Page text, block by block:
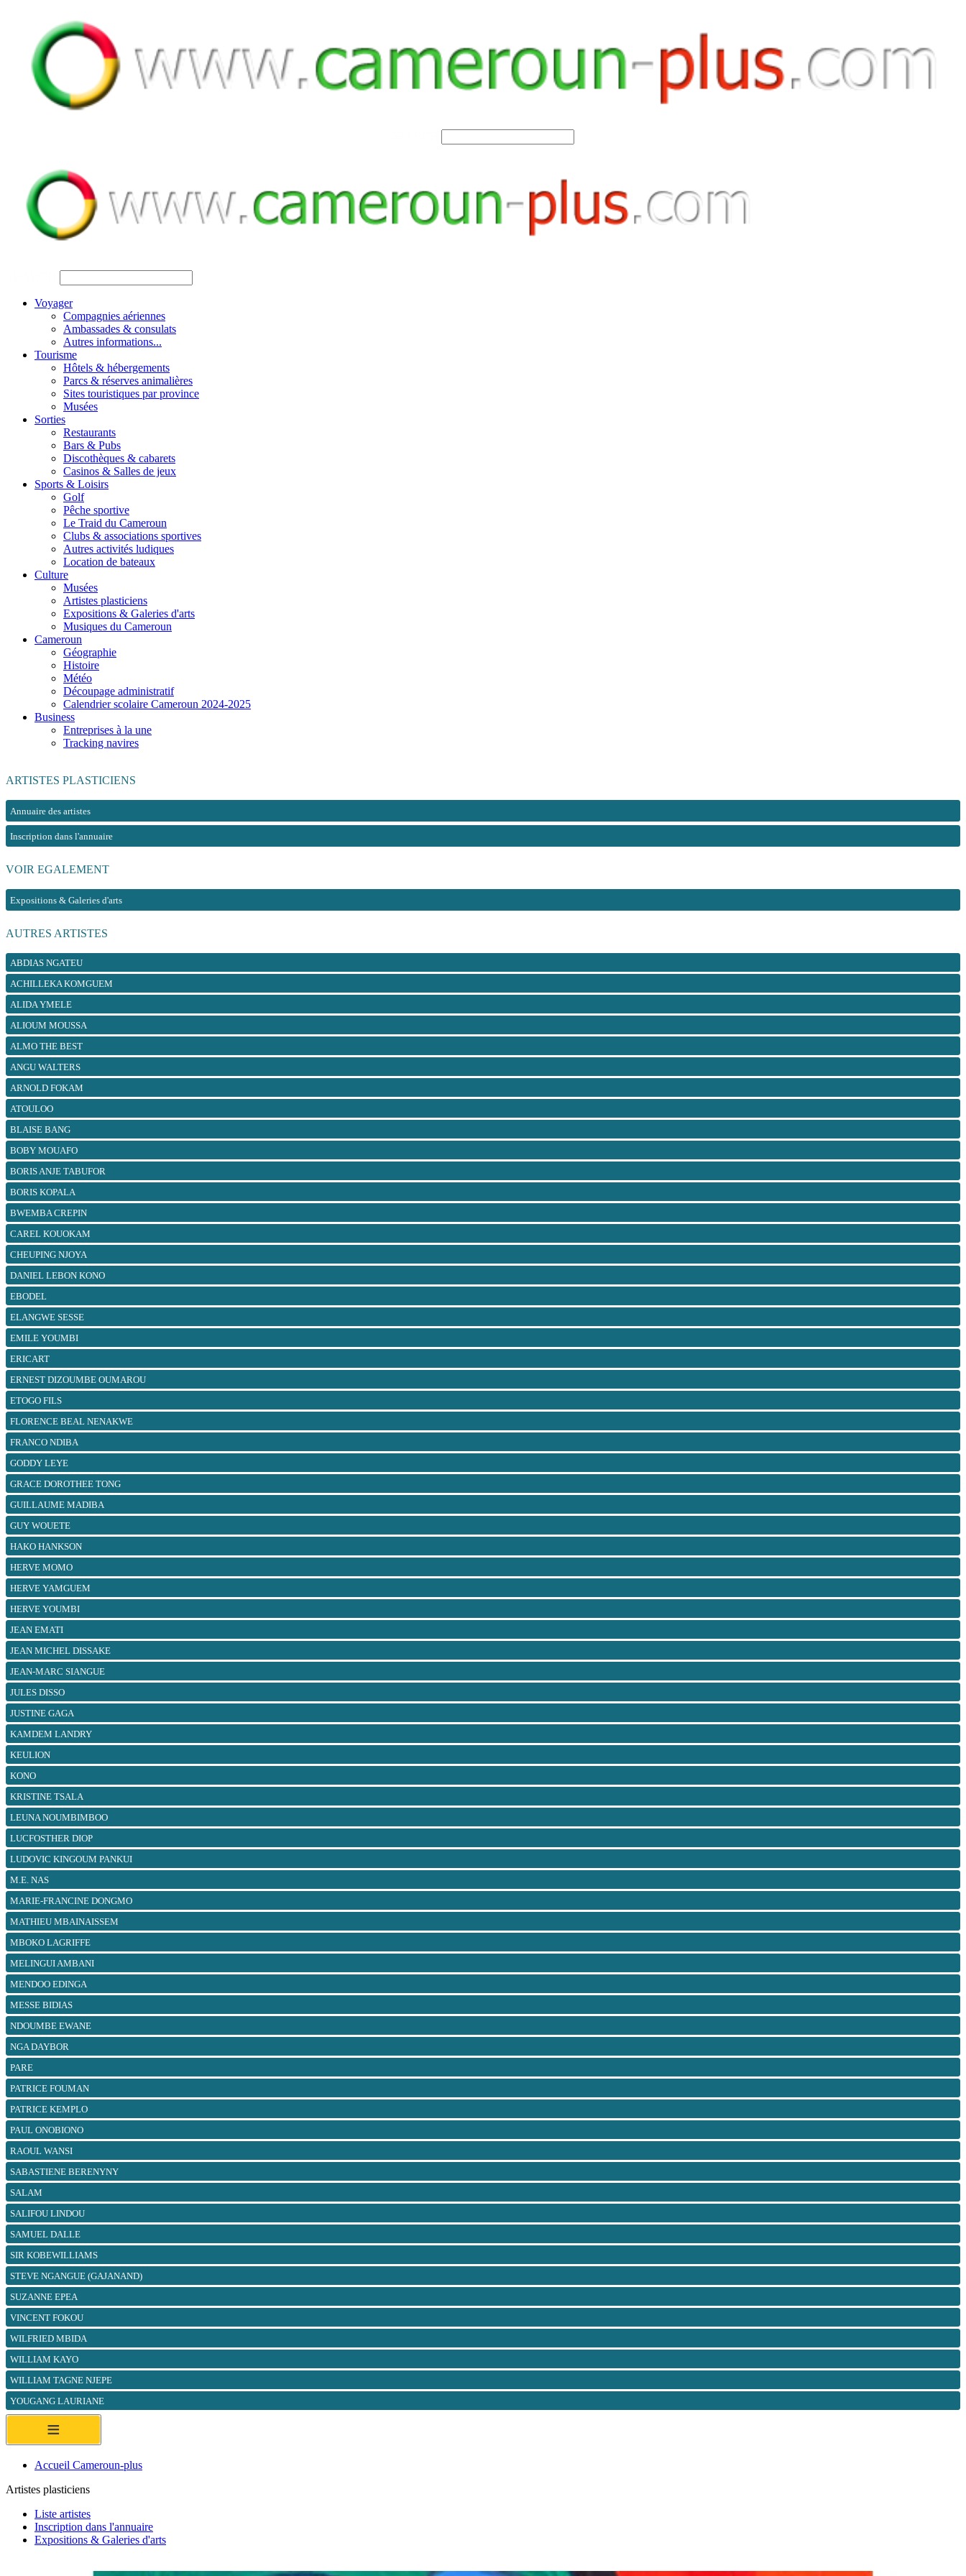
Voyager
Compagnies aériennes
Ambassades & consulats
Autres informations...
Tourisme
Hôtels & hébergements
Parcs & réserves animalières
Sites touristiques par province
Musées
Sorties
Restaurants
Bars & Pubs
Discothèques & cabarets
Casinos & Salles de jeux
Sports & Loisirs
Golf
Pêche sportive
Le Traid du Cameroun
Clubs & associations sportives
Autres activités ludiques
Location de bateaux
Culture
Musées
Artistes plasticiens
Expositions & Galeries d'arts
Musiques du Cameroun
Cameroun
Géographie
Histoire
Météo
Découpage administratif
Calendrier scolaire Cameroun 2024-2025
Business
Entreprises à la une
Tracking navires
ARTISTES PLASTICIENS
Annuaire des artistes
Inscription dans l'annuaire
VOIR EGALEMENT
Expositions & Galeries d'arts
AUTRES ARTISTES
ABDIAS NGATEU
ACHILLEKA KOMGUEM
ALIDA YMELE
ALIOUM MOUSSA
ALMO THE BEST
ANGU WALTERS
ARNOLD FOKAM
ATOULOO
BLAISE BANG
BOBY MOUAFO
BORIS ANJE TABUFOR
BORIS KOPALA
BWEMBA CREPIN
CAREL KOUOKAM
CHEUPING NJOYA
DANIEL LEBON KONO
EBODEL
ELANGWE SESSE
EMILE YOUMBI
ERICART
ERNEST DIZOUMBE OUMAROU
ETOGO FILS
FLORENCE BEAL NENAKWE
FRANCO NDIBA
GODDY LEYE
GRACE DOROTHEE TONG
GUILLAUME MADIBA
GUY WOUETE
HAKO HANKSON
HERVE MOMO
HERVE YAMGUEM
HERVE YOUMBI
JEAN EMATI
JEAN MICHEL DISSAKE
JEAN-MARC SIANGUE
JULES DISSO
JUSTINE GAGA
KAMDEM LANDRY
KEULION
KONO
KRISTINE TSALA
LEUNA NOUMBIMBOO
LUCFOSTHER DIOP
LUDOVIC KINGOUM PANKUI
M.E. NAS
MARIE-FRANCINE DONGMO
MATHIEU MBAINAISSEM
MBOKO LAGRIFFE
MELINGUI AMBANI
MENDOO EDINGA
MESSE BIDIAS
NDOUMBE EWANE
NGA DAYBOR
PARE
PATRICE FOUMAN
PATRICE KEMPLO
PAUL ONOBIONO
RAOUL WANSI
SABASTIENE BERENYNY
SALAM
SALIFOU LINDOU
SAMUEL DALLE
SIR KOBEWILLIAMS
STEVE NGANGUE (GAJANAND)
SUZANNE EPEA
VINCENT FOKOU
WILFRIED MBIDA
WILLIAM KAYO
WILLIAM TAGNE NJEPE
YOUGANG LAURIANE
≡
Accueil Cameroun-plus
Artistes plasticiens
Liste artistes
Inscription dans l'annuaire
Expositions & Galeries d'arts